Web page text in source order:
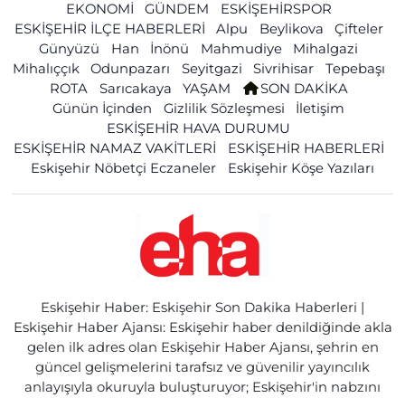
EKONOMİ GÜNDEM
ESKİŞEHİRSPOR
ESKİŞEHİR İLÇE HABERLERİ
Alpu Beylikova
Çifteler
Günyüzü
Han İnönü Mahmudiye
Mihalgazi
Mihalıççık
Odunpazarı Seyitgazi Sivrihisar
Tepebaşı
ROTA
Sarıcakaya YAŞAM
SON DAKİKA
Günün İçinden
Gizlilik Sözleşmesi
İletişim
ESKİŞEHİR HAVA DURUMU
ESKİŞEHİR NAMAZ VAKİTLERİ
ESKİŞEHİR HABERLERİ
Eskişehir Nöbetçi Eczaneler
Eskişehir Köşe Yazıları
Eskişehir Haber: Eskişehir Son Dakika Haberleri |
Eskişehir Haber Ajansı: Eskişehir haber denildiğinde akla
gelen ilk adres olan Eskişehir Haber Ajansı, şehrin en
güncel gelişmelerini tarafsız ve güvenilir yayıncılık
anlayışıyla okuruyla buluşturuyor; Eskişehir'in nabzını